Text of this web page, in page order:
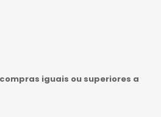
iguais ou superiores a